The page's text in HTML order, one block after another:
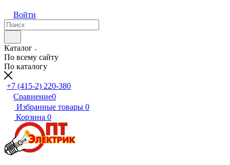
Войти
Каталог
По всему сайту
По каталогу
+7 (415-2) 220-380
Сравнение0
Избранные товары 0
Корзина 0